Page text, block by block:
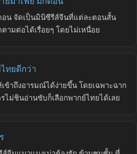
อน จัดเป็นมินิซีรีส์จีนที่แต่ละตอนสั้น
ามต่อได้เรื่อยๆ โดยไม่เหนื่อย
ทยดีกว่า
ข้าถึงอารมณ์ได้ง่ายขึ้น โดยเฉพาะฉาก
ไม่ชินอ่านซับก็เลือกพากย์ไทยได้เลย